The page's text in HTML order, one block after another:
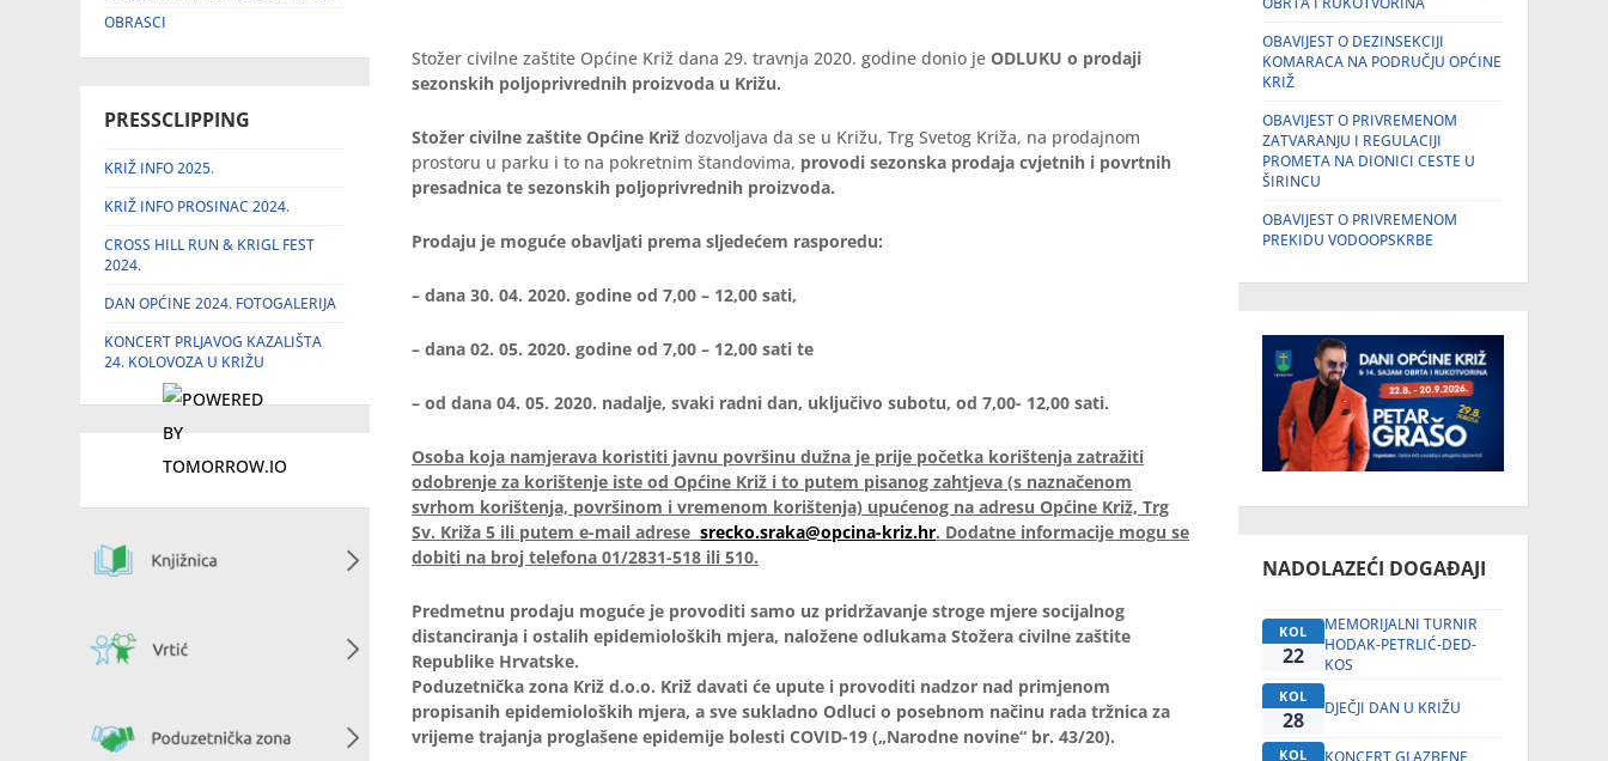
OBRASCI
PRESSCLIPPING
KRIŽ INFO 2025.
KRIŽ INFO PROSINAC 2024.
CROSS HILL RUN & KRIGL FEST
2024.
DAN OPĆINE 2024. FOTOGALERIJA
KONCERT PRLJAVOG KAZALIŠTA
24. KOLOVOZA U KRIŽU
Stožer civilne zaštite Općine Križ dana 29. travnja 2020. godine donio jeODLUKU o prodaji
sezonskih poljoprivrednih proizvoda u Križu.
Stožer civilne zaštite Općine Križ dozvoljava da se u Križu, Trg Svetog Križa, na prodajnom
prostoru u parku i to na pokretnim štandovima, provodi sezonska prodaja cvjetnih i povrtnih
presadnica te sezonskih poljoprivrednih proizvoda.
Prodaju je moguće obavljati prema sljedećem rasporedu:
– dana 30. 04. 2020. godine od 7,00 – 12,00 sati,
– dana 02. 05. 2020. godine od 7,00 – 12,00 sati te
– od dana 04. 05. 2020. nadalje, svaki radni dan, uključivo subotu, od 7,00- 12,00 sati.
Osoba koja namjerava koristiti javnu površinu dužna je prije početka korištenja zatražiti
odobrenje za korištenje iste od Općine Križ i to putem pisanog zahtjeva (s naznačenom
svrhom korištenja, površinom i vremenom korištenja) upućenog na adresu Općine Križ, Trg
Sv. Križa 5 ili putem e-mail adresesrecko.sraka@opcina-kriz.hr. Dodatne informacije mogu se
dobiti na broj telefona 01/2831-518 ili 510.
Predmetnu prodaju moguće je provoditi samo uz pridržavanje stroge mjere socijalnog
distanciranja i ostalih epidemioloških mjera, naložene odlukama Stožera civilne zaštite
Republike Hrvatske.
Poduzetnička zona Križ d.o.o. Križ davati će upute i provoditi nadzor nad primjenom
propisanih epidemioloških mjera, a sve sukladno Odluci o posebnom načinu rada tržnica za
vrijeme trajanja proglašene epidemije bolesti COVID-19 („Narodne novine“ br. 43/20).
OBAVIJEST O DEZINSEKCIJI
KOMARACA NA PODRUČJU OPĆINE
KRIŽ
OBAVIJEST O PRIVREMENOM
ZATVARANJU I REGULACIJI
PROMETA NA DIONICI CESTE U
ŠIRINCU
OBAVIJEST O PRIVREMENOM
PREKIDU VODOOPSKRBE
NADOLAZEĆI DOGAĐAJI
KOL
22
MEMORIJALNI TURNIR
HODAK-PETRLIĆ-DED-
KOS
KOL
28 DJEČJI DAN U KRIŽU
KOL
KONCERT GLAZBENE